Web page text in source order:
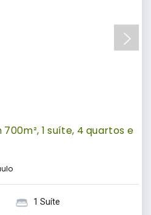
1 suíte, 4 quartos e
1 Suíte